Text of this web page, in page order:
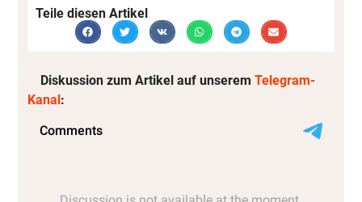
Teile diesen Artikel
Diskussion zum Artikel auf unserem Telegram-
Kanal :